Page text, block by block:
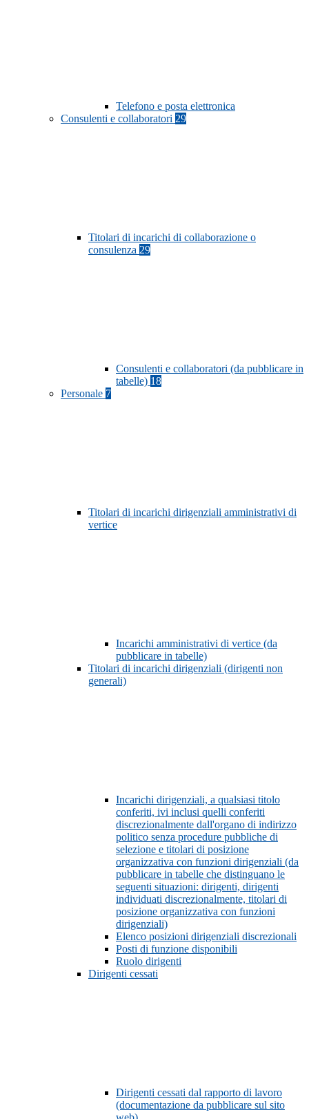
Telefono e posta elettronica
Consulenti e collaboratori 29
Titolari di incarichi di collaborazione o
consulenza 29
Consulenti e collaboratori (da pubblicare in
tabelle) 18
Personale 7
Titolari di incarichi dirigenziali amministrativi di
vertice
Incarichi amministrativi di vertice (da
pubblicare in tabelle)
Titolari di incarichi dirigenziali (dirigenti non
generali)
Incarichi dirigenziali, a qualsiasi titolo
conferiti, ivi inclusi quelli conferiti
discrezionalmente dall'organo di indirizzo
politico senza procedure pubbliche di
selezione e titolari di posizione
organizzativa con funzioni dirigenziali (da
pubblicare in tabelle che distinguano le
seguenti situazioni: dirigenti, dirigenti
individuati discrezionalmente, titolari di
posizione organizzativa con funzioni
dirigenziali)
Elenco posizioni dirigenziali discrezionali
Posti di funzione disponibili
Ruolo dirigenti
Dirigenti cessati
Dirigenti cessati dal rapporto di lavoro
(documentazione da pubblicare sul sito